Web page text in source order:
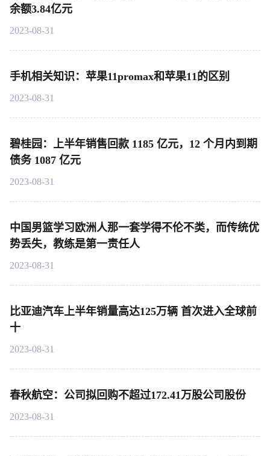
余额3.84亿元
2023-08-31
手机相关知识：苹果11promax和苹果11的区别
2023-08-31
碧桂园：上半年销售回款 1185 亿元，12 个月内到期
债务 1087 亿元
2023-08-31
中国男篮学习欧洲人那一套学得不伦不类，而传统优
势丢失，教练是第一责任人
2023-08-31
比亚迪汽车上半年销量高达125万辆 首次进入全球前
十
2023-08-31
春秋航空：公司拟回购不超过172.41万股公司股份
2023-08-31